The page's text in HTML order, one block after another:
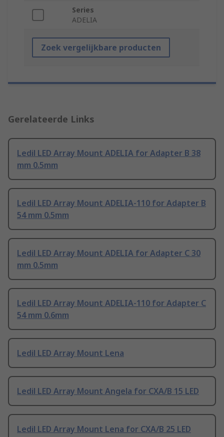
Series
ADELIA
Zoek vergelijkbare producten
Gerelateerde Links
Ledil LED Array Mount ADELIA for Adapter B 38
mm 0.5mm
Ledil LED Array Mount ADELIA-110 for Adapter B
54 mm 0.5mm
Ledil LED Array Mount ADELIA for Adapter C 30
mm 0.5mm
Ledil LED Array Mount ADELIA-110 for Adapter C
54 mm 0.6mm
Ledil LED Array Mount Lena
Ledil LED Array Mount Angela for CXA/B 15 LED
Ledil LED Array Mount Lena for CXA/B 25 LED